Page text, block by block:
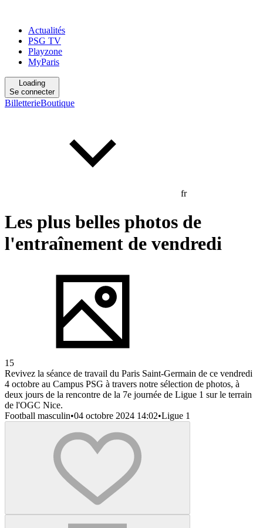
Actualités
PSG TV
Playzone
MyParis
Loading
Se connecter
BilletterieBoutique
fr
Les plus belles photos de
l'entraînement de vendredi
15
Revivez la séance de travail du Paris Saint-Germain de ce vendredi
4 octobre au Campus PSG à travers notre sélection de photos, à
deux jours de la rencontre de la 7e journée de Ligue 1 sur le terrain
de l'OGC Nice.
Football masculin•04 octobre 2024 14:02•Ligue 1